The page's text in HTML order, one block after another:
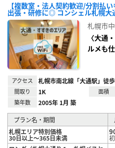
【複数室・法人契約歓迎/分割払
出張・研修に◎ コンシェル札幌大
札幌市
〈大通
ルメも
アクセス 札幌市南北線「大通駅」徒
間取り 1K 面積
築年数 2005年 1月 築
プラン名・期間
札幌エリア特別価格
30日以上～365日未満